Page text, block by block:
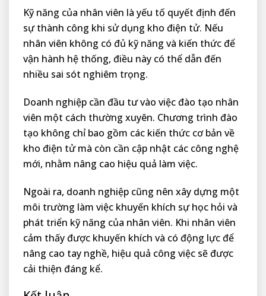
Kỹ năng của nhân viên là yếu tố quyết định đến
sự thành công khi sử dụng kho điện tử. Nếu
nhân viên không có đủ kỹ năng và kiến thức để
vận hành hệ thống, điều này có thể dẫn đến
nhiều sai sót nghiêm trọng.
Doanh nghiệp cần đầu tư vào việc đào tạo nhân
viên một cách thường xuyên. Chương trình đào
tạo không chỉ bao gồm các kiến thức cơ bản về
kho điện tử mà còn cần cập nhật các công nghệ
mới, nhằm nâng cao hiệu quả làm việc.
Ngoài ra, doanh nghiệp cũng nên xây dựng một
môi trường làm việc khuyến khích sự học hỏi và
phát triển kỹ năng của nhân viên. Khi nhân viên
cảm thấy được khuyến khích và có động lực để
nâng cao tay nghề, hiệu quả công việc sẽ được
cải thiện đáng kể.